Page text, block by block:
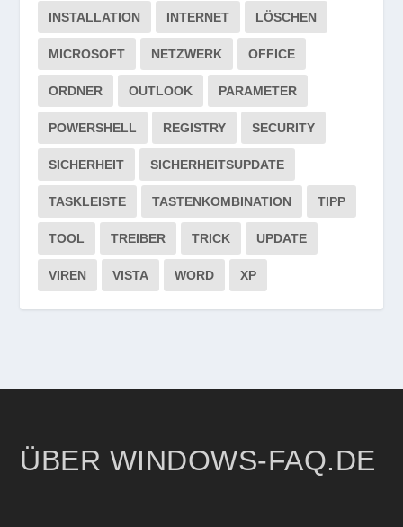
INSTALLATION INTERNET LÖSCHEN
MICROSOFT NETZWERK OFFICE
ORDNER OUTLOOK PARAMETER
POWERSHELL REGISTRY SECURITY
SICHERHEIT SICHERHEITSUPDATE
TASKLEISTE TASTENKOMBINATION TIPP
TOOL TREIBER TRICK UPDATE
VIREN VISTA WORD XP
ÜBER WINDOWS-FAQ.DE